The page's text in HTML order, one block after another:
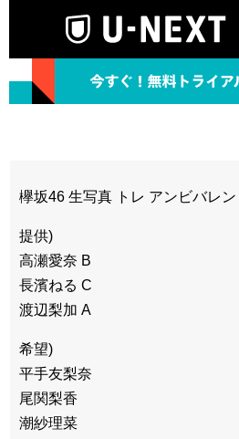
常識ですけど？今更報道ですか？めち
ゃめちゃ遅い報道ですね〜w←
ロッテ・ドラ１藤原“１本の難
産” ９打席連続無安打「早くほし
混合、ミルクでも痩せた人！
『完母だと痩せるは都市伝説』
コトメがイタリアから帰ってき
のは誰だよ
【悲報】ヒロアカ腐女子、人気投
票で躍動しまくるｗ
ヒロアカの麗日お茶子ちゃんって
何で人気ないの？
Powered by livedoor 相互
RSS
大
欅坂46 生写真 トレ アンビバレン
提供)
高瀬愛奈 B
長濱ねる C
渡辺梨加 A
希望)
平手友梨奈
尾関梨香
潮紗理菜